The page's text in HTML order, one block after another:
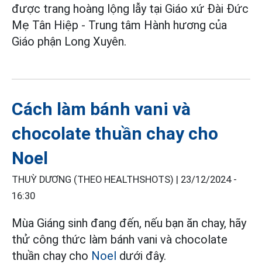
được trang hoàng lộng lẫy tại Giáo xứ Đài Đức
Mẹ Tân Hiệp - Trung tâm Hành hương của
Giáo phận Long Xuyên.
Cách làm bánh vani và
chocolate thuần chay cho
Noel
THUỲ DƯƠNG (THEO HEALTHSHOTS) | 23/12/2024 -
16:30
Mùa Giáng sinh đang đến, nếu bạn ăn chay, hãy
thử công thức làm bánh vani và chocolate
thuần chay cho Noel dưới đây.